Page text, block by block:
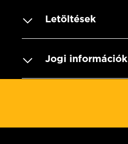
Letöltések
Jogi információk